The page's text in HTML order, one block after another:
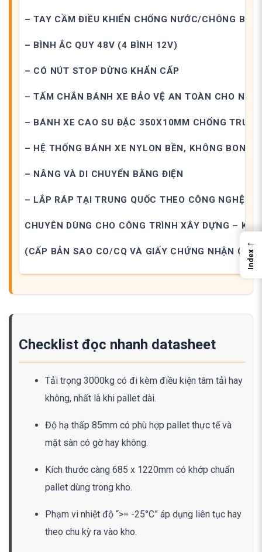
– TAY CẦM ĐIỀU KHIỂN CHỐNG NƯỚC/CHÔNG
– BÌNH ẮC QUY 48V (4 BÌNH 12V)
– CÓ NÚT STOP DỪNG KHẨN CẤP
– TẤM CHẮN BÁNH XE BẢO VỆ AN TOÀN CHO
– BÁNH XE CAO SU ĐẶC 350X10MM CHỐNG
– HỆ THỐNG BÁNH XE NYLON BỀN, KHÔNG BONG
– NÂNG VÀ DI CHUYỂN BẰNG ĐIỆN
– LẮP RÁP TẠI TRUNG QUỐC THEO CÔNG NGHỆ
CHUYÊN DÙNG CHO CÔNG TRÌNH XÂY DỰNG –
(CẤP BẢN SAO CO/CQ VÀ GIẤY CHỨNG NHẬN
Checklist đọc nhanh datasheet
Tải trọng 3000kg có đi kèm điều kiện tâm tải hay
không, nhất là khi pallet dài.
Độ hạ thấp 85mm có phù hợp pallet thực tế và
mặt sàn có gờ hay không.
Kích thước càng 685 x 1220mm có khớp chuẩn
pallet dùng trong kho.
Phạm vi nhiệt độ “>= -25°C” áp dụng liên tục hay
theo chu kỳ ra vào kho.
←
Index